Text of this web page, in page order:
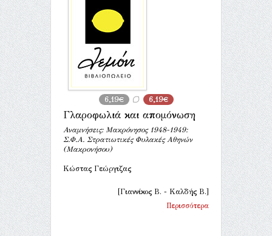
6,19€ 6,19€
Γλαροφωλιά και απομόνωση
Αναμνήσεις: Μακρόνησος 1948-1949:
Σ.Φ.Α. Στρατιωτικές Φυλακές Αθηνών
(Μακρονήσου)
Κώστας Γεώργιζας
[Γιαννίκος Β. - Καλδής Β.]
Περισσότερα